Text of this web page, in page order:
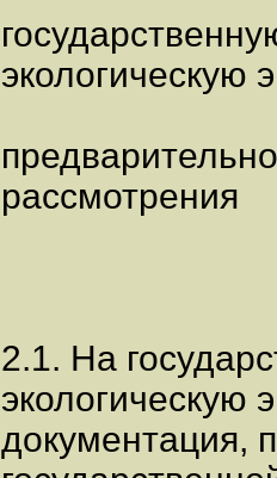
экологическую
рассмотрения
2.1. На
экологическую
документация,